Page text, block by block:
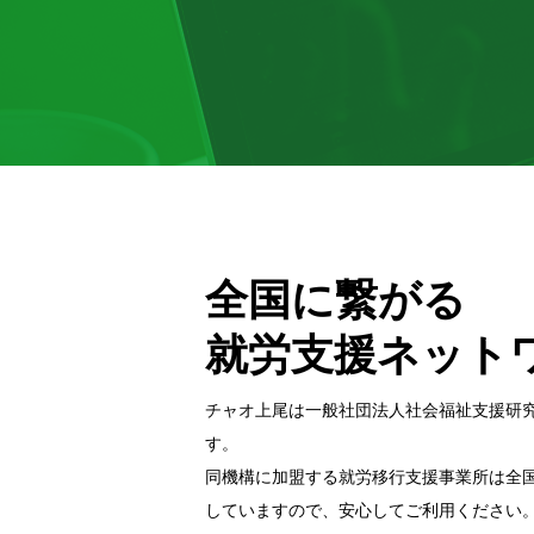
全国に繋がる
就労支援ネット
チャオ上尾は一般社団法⼈社会福祉⽀援研
す。
同機構に加盟する就労移⾏⽀援事業所は全
していますので、安⼼してご利⽤ください